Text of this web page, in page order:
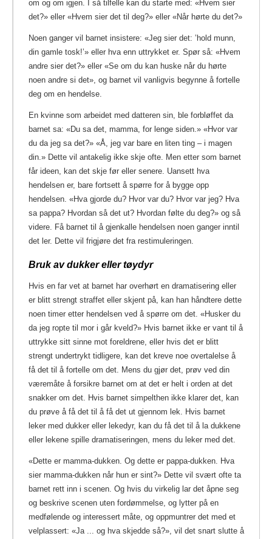
om og om igjen. I så tilfelle kan du starte med: «Hvem sier
det?» eller «Hvem sier det til deg?» eller «Når hørte du det?»
Noen ganger vil barnet insistere: «Jeg sier det: ’hold munn,
din gamle tosk!’» eller hva enn uttrykket er. Spør så: «Hvem
andre sier det?» eller «Se om du kan huske når du hørte
noen andre si det», og barnet vil vanligvis begynne å fortelle
deg om en hendelse.
En kvinne som arbeidet med datteren sin, ble forbløffet da
barnet sa: «Du sa det, mamma, for lenge siden.» «Hvor var
du da jeg sa det?» «Å, jeg var bare en liten ting – i magen
din.» Dette vil antakelig ikke skje ofte. Men etter som barnet
får ideen, kan det skje før eller senere. Uansett hva
hendelsen er, bare fortsett å spørre for å bygge opp
hendelsen. «Hva gjorde du? Hvor var du? Hvor var jeg? Hva
sa pappa? Hvordan så det ut? Hvordan følte du deg?» og så
videre. Få barnet til å gjenkalle hendelsen noen ganger inntil
det ler. Dette vil frigjøre det fra restimuleringen.
Bruk av dukker eller tøydyr
Hvis en far vet at barnet har overhørt en dramatisering eller
er blitt strengt straffet eller skjent på, kan han håndtere dette
noen timer etter hendelsen ved å spørre om det. «Husker du
da jeg ropte til mor i går kveld?» Hvis barnet ikke er vant til å
uttrykke sitt sinne mot foreldrene, eller hvis det er blitt
strengt undertrykt tidligere, kan det kreve noe overtalelse å
få det til å fortelle om det. Mens du gjør det, prøv ved din
væremåte å forsikre barnet om at det er helt i orden at det
snakker om det. Hvis barnet simpelthen ikke klarer det, kan
du prøve å få det til å få det ut gjennom lek. Hvis barnet
leker med dukker eller lekedyr, kan du få det til å la dukkene
eller lekene spille dramatiseringen, mens du leker med det.
«Dette er mamma-dukken. Og dette er pappa-dukken. Hva
sier mamma-dukken når hun er sint?» Dette vil svært ofte ta
barnet rett inn i scenen. Og hvis du virkelig lar det åpne seg
og beskrive scenen uten fordømmelse, og lytter på en
medfølende og interessert måte, og oppmuntrer det med et
velplassert: «Ja ... og hva skjedde så?», vil det snart slutte å